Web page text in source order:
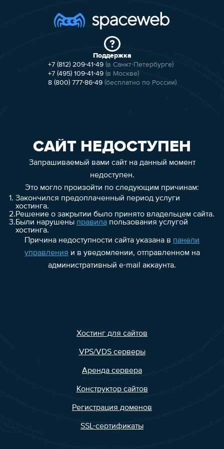
Поддержка
+7 (812) 209-41-49 (в Санкт-Петербурге)
+7 (495) 109-41-49 (в Москве)
8 (800) 777-86-49 (бесплатно по России)
САЙТ НЕДОСТУПЕН
Запрашиваемый вами сайт на данный момент
недоступен.
Это могло произойти по следующим причинам:
1. Закончился предоплаченный период услуги
хостинга.
2.Решение о закрытии было принято владельцем сайта.
3.Были нарушены правилапользования услугой
хостинга.
Причина недоступности сайта указана в панели
управления и в уведомлении, отправленном на
административный e-mail аккаунта.
Хостинг для сайтов
VPS/VDS серверы
Аренда сервера
Конструктор сайтов
Регистрация доменов
SSL-сертификаты